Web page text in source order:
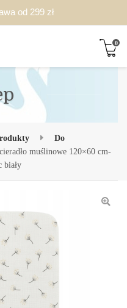
od 299 zł
0
Do
muślinowe 120×60 cm-
biały